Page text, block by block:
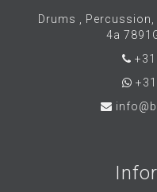
Drums ,
4a